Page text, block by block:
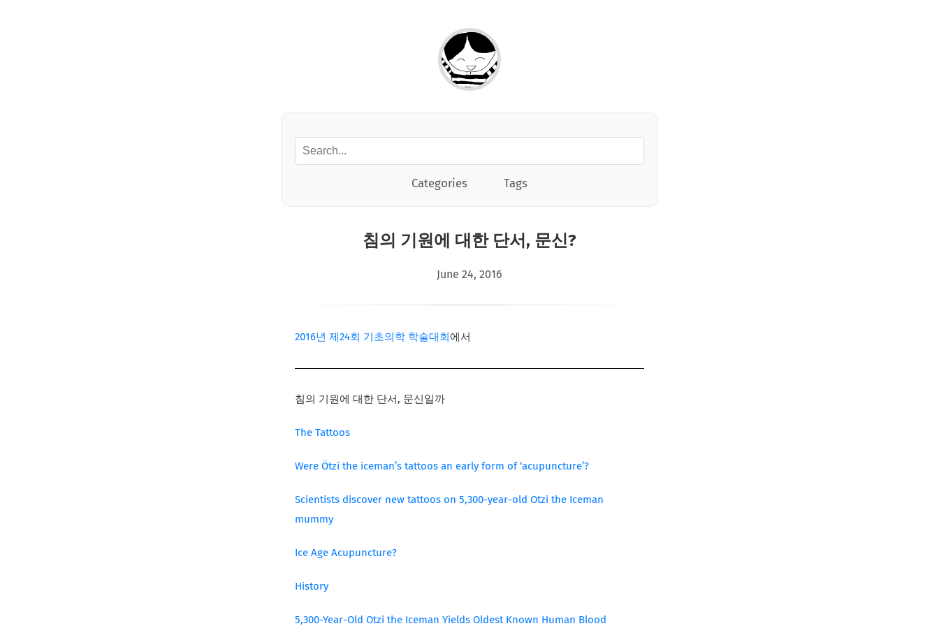
Categories Tags
침의 기원에 대한 단서, 문신?
June 24, 2016
2016년 제24회 기초의학 학술대회 에서
침의 기원에 대한 단서, 문신일까
The Tattoos
Were Ötzi the iceman’s tattoos an early form of ‘acupuncture’?
Scientists discover new tattoos on 5,300-year-old Otzi the Iceman
mummy
Ice Age Acupuncture?
History
5,300-Year-Old Otzi the Iceman Yields Oldest Known Human Blood